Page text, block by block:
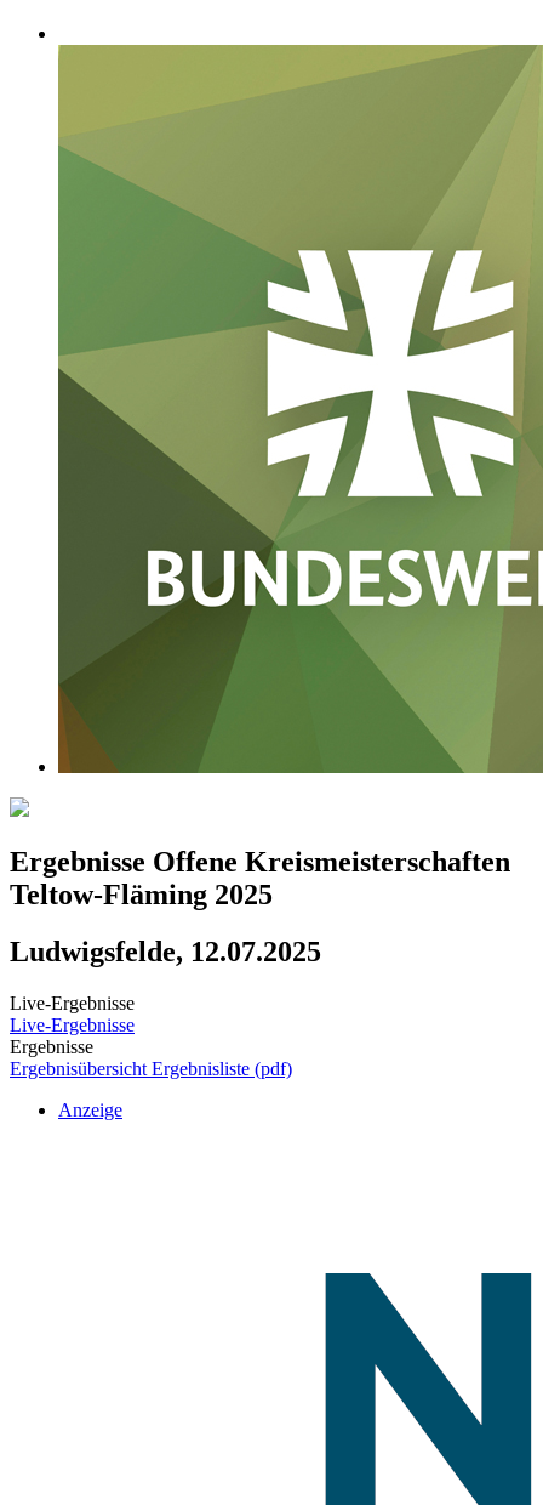
Ergebnisse Offene Kreismeisterschaften
Teltow-Fläming 2025
Ludwigsfelde, 12.07.2025
Live-Ergebnisse
Live-Ergebnisse
Ergebnisse
Ergebnisübersicht Ergebnisliste (pdf)
Anzeige